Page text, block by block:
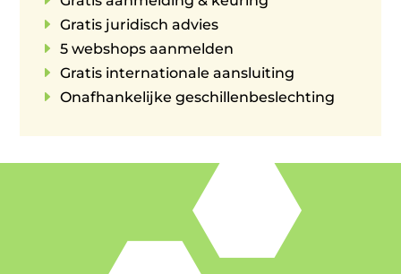
E Gratis juridisch advies
E 5 webshops aanmelden
E Gratis internationale aansluiting
E Onafhankelijke geschillenbeslechting